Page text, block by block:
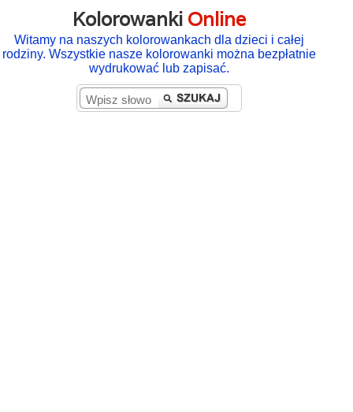
Kolorowanki Online
Witamy na naszych kolorowankach dla dzieci i całej
rodziny. Wszystkie nasze kolorowanki można bezpłatnie
wydrukować lub zapisać.